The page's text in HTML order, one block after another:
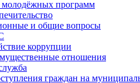
молодёжных программ
и общие вопросы
коррупции
отношения
граждан на